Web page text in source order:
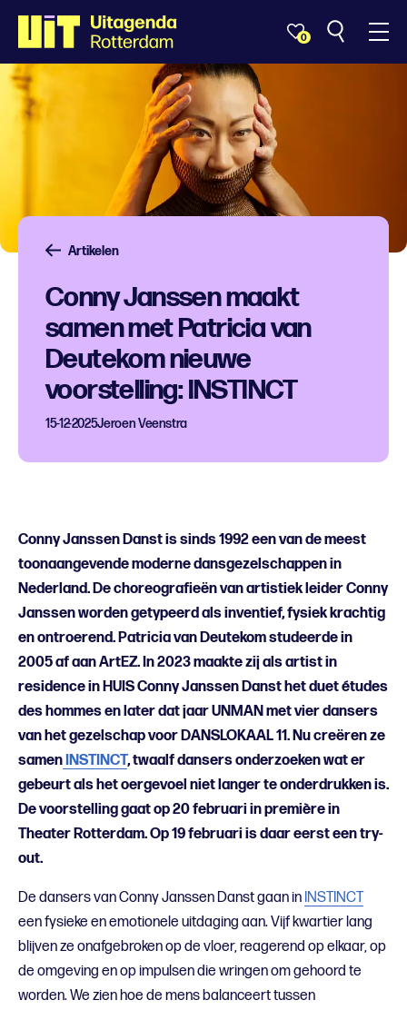
0
Artikelen
Conny Janssen maakt
samen met Patricia van
Deutekom nieuwe
voorstelling: INSTINCT
15-12-2025Jeroen Veenstra
Conny Janssen Danst is sinds 1992 een van de meest
toonaangevende moderne dansgezelschappen in
Nederland. De choreografieën van artistiek leider Conny
Janssen worden getypeerd als inventief, fysiek krachtig
en ontroerend. Patricia van Deutekom studeerde in
2005 af aan ArtEZ. In 2023 maakte zij als artist in
residence in HUIS Conny Janssen Danst het duet études
des hommes en later dat jaar UNMAN met vier dansers
van het gezelschap voor DANSLOKAAL 11. Nu creëren ze
samenINSTINCT, twaalf dansers onderzoeken wat er
gebeurt als het oergevoel niet langer te onderdrukken is.
De voorstelling gaat op 20 februari in première in
Theater Rotterdam. Op 19 februari is daar eerst een try-
out.
De dansers van Conny Janssen Danst gaan in INSTINCT
een fysieke en emotionele uitdaging aan. Vijf kwartier lang
blijven ze onafgebroken op de vloer, reagerend op elkaar, op
de omgeving en op impulsen die wringen om gehoord te
worden. We zien hoe de mens balanceert tussen